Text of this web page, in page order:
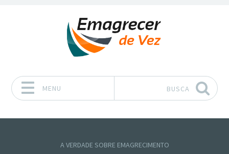
MENU BUSCA
A VERDADE SOBRE EMAGRECIMENTO